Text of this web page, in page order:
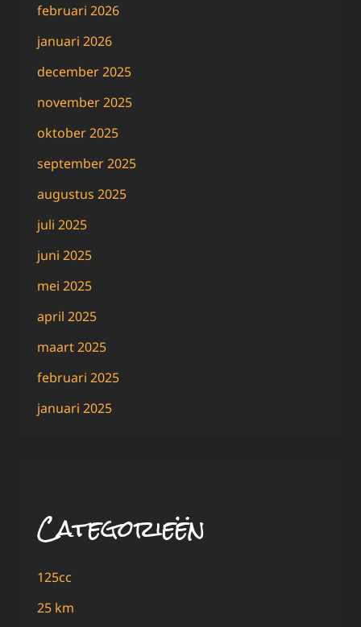
februari 2026
januari 2026
december 2025
november 2025
oktober 2025
september 2025
augustus 2025
juli 2025
juni 2025
mei 2025
april 2025
maart 2025
februari 2025
januari 2025
Categorieën
125cc
25 km